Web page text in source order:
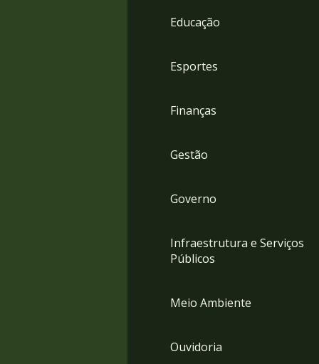
Educação
Esportes
Finanças
Gestão
Governo
Infraestrutura e Serviços
Públicos
Meio Ambiente
Ouvidoria